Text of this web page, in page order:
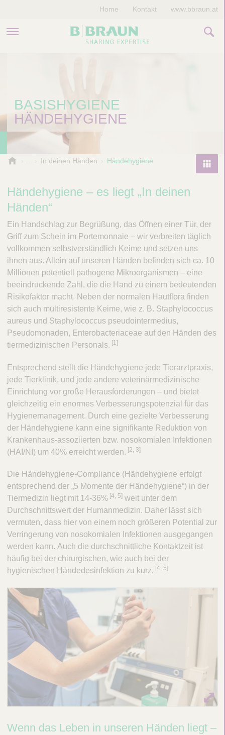
UNTERNEHMEN
Home Kontakt www.bbraun.at
BASISHYGIENE
HÄNDEHYGIENE
P
u
c
Q
i
c
k
i
e
r
a
u
n
V
e
C
a
r
e
In deinen Händen Händehygiene
Händehygiene – es liegt „In deinen
Händen“
Ein Handschlag zur Begrüßung, das Öffnen einer Tür, der
Griff zum Schein im Portemonnaie – wir verbreiten täglich
vollkommen selbstverständlich Keime und setzen uns
ihnen aus. Allein auf unseren Händen befinden sich ca. 10
Millionen potentiell pathogene Mikroorganismen – eine
beeindruckende Zahl, die die Hand zu einem bedeutenden
Risikofaktor macht. Neben der normalen Hautflora finden
sich auch multiresistente Keime, wie z. B. Staphylococcus
aureus und Staphylococcus pseudointermedius,
Pseudomonaden, Enterobacteriaceae auf den Händen des
tiermedizinischen Personals. ​[1]
Entsprechend stellt die Händehygiene jede Tierarztpraxis,
jede Tierklinik, und jede andere veterinärmedizinische
Einrichtung vor große Herausforderungen – und bietet
gleichzeitig ein enormes Verbesserungspotenzial für das
Hygienemanagement. Durch eine gezielte Verbesserung
der Händehygiene kann eine signifikante Reduktion von
Krankenhaus-assoziierten bzw. nosokomialen Infektionen
(HAI/NI) um 40% erreicht werden. ​[2, 3]
Die Händehygiene-Compliance (Händehygiene erfolgt
entsprechend der „5 Momente der Händehygiene“) in der
Tiermedizin liegt mit 14-36% [4, 5] weit unter dem
Durchschnittswert der Humanmedizin. Daher lässt sich
vermuten, dass hier von einem noch größeren Potential zur
Verringerung von nosokomialen Infektionen ausgegangen
werden kann. Auch die durchschnittliche Kontaktzeit ist
häufig bei der chirurgischen, wie auch bei der
hygienischen Händedesinfektion zu kurz. ​[4, 5]
Wenn das Leben in unseren Händen liegt –